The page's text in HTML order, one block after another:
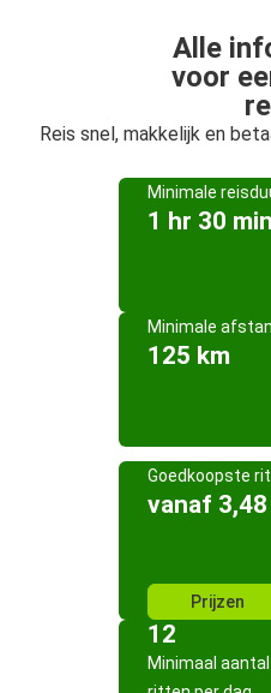
Alle
voor
Reis snel, makkelijk en
Minimale
1 hr 30 min
Minimale
125 km
Goedkoopste rit
vanaf 3,48
Prijzen
12
Minimaal aantal